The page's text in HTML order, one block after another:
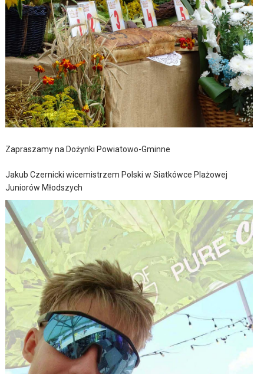
Zapraszamy na Dożynki Powiatowo-Gminne
Jakub Czernicki wicemistrzem Polski w Siatkówce Plażowej
Juniorów Młodszych